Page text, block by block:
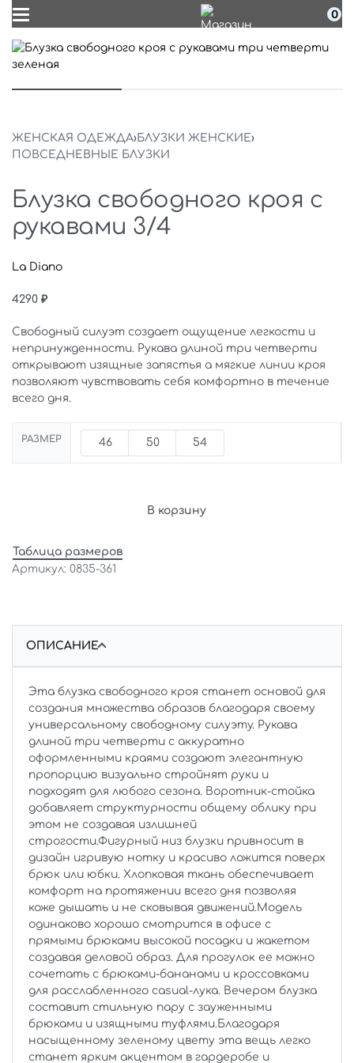
0
ЖЕНСКАЯ ОДЕЖДА›БЛУЗКИ ЖЕНСКИЕ›
ПОВСЕДНЕВНЫЕ БЛУЗКИ
Блузка свободного кроя с
рукавами 3/4
La Diano
4290 ₽
Свободный силуэт создает ощущение легкости и
непринужденности. Рукава длиной три четверти
открывают изящные запястья а мягкие линии кроя
позволяют чувствовать себя комфортно в течение
всего дня.
РАЗМЕР 46 50 54
В корзину
Таблица размеров
0835-361
ОПИСАНИЕ
Эта блузка свободного кроя станет основой для
создания множества образов благодаря своему
универсальному свободному силуэту. Рукава
длиной три четверти с аккуратно
оформленными краями создают элегантную
пропорцию визуально стройнят руки и
подходят для любого сезона. Воротник-стойка
добавляет структурности общему облику при
этом не создавая излишней
строгости.Фигурный низ блузки привносит в
дизайн игривую нотку и красиво ложится поверх
брюк или юбки. Хлопковая ткань обеспечивает
комфорт на протяжении всего дня позволяя
коже дышать и не сковывая движений.Модель
одинаково хорошо смотрится в офисе с
прямыми брюками высокой посадки и жакетом
создавая деловой образ. Для прогулок ее можно
сочетать с брюками-бананами и кроссовками
для расслабленного casual-лука. Вечером блузка
составит стильную пару с зауженными
брюками и изящными туфлями.Благодаря
насыщенному зеленому цвету эта вещь легко
станет ярким акцентом в гардеробе и